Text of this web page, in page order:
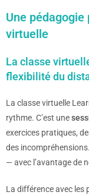
Une
virtuelle
La classe
flexibilité du
La classe virtuelle
rythme. C’est une
exercices pratiques,
des
— avec l’avantage de
La différence avec les